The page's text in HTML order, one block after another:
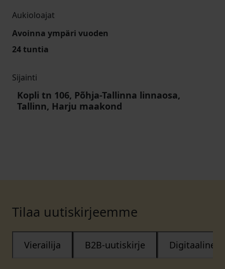
Aukioloajat
Avoinna ympäri vuoden
24 tuntia
Sijainti
Kopli tn 106, Põhja-Tallinna linnaosa,
Tallinn, Harju maakond
Tilaa uutiskirjeemme
Vierailija B2B-uutiskirje Digitaalinen